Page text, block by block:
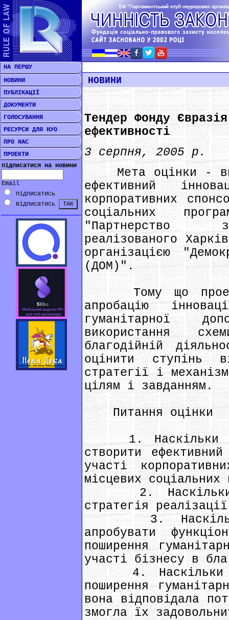
НА ПЕРШУ
НОВИНИ
ПУБЛІКАЦІЇ
ДОКУМЕНТИ
ГОЛОСУВАННЯ
РЕСУРСИ ДЛЯ НУО
ПРО НАС
ПРОЕКТИ
підписатися на новини
Email
підписатись
відписатись
НОВИНИ
Тендер Фонду
ефективності
3 серпня, 2005 р.
Мета оцінки -
ефективний
корпоративних
соціальних
"Партнерство
реалізованого
організацією
(ДОМ)".
Тому що проект
апробацію
гуманітарної
використання
благодійній
оцінити ступінь
стратегії і
цілям і завданням.
Питання оцінки
1. Наскільки
створити
участі
місцевих соціальних
2. Наскільки
стратегія
3. Наскільки
апробувати
поширення
участі бізнесу в
4. Наскільки
поширення
вона відповідала
змогла їх